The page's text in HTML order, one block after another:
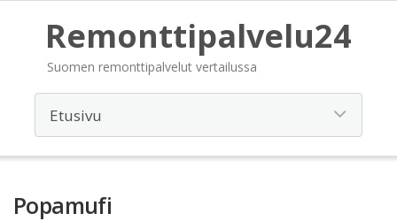
Remonttipalvelu24
Suomen remonttipalvelut vertailussa
Popamufi